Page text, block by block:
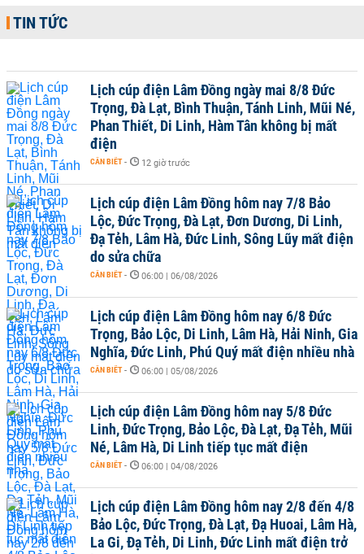
TIN TỨC
Lịch cúp điện Lâm Đồng ngày mai 8/8 Đức
Trọng, Đà Lạt, Bình Thuận, Tánh Linh, Mũi Né,
Phan Thiết, Di Linh, Hàm Tân không bị mất
điện
CẦN BIẾT - 12 giờ trước
Lịch cúp điện Lâm Đồng hôm nay 7/8 Bảo
Lộc, Đức Trọng, Đà Lạt, Đơn Dương, Di Linh,
Đạ Tẻh, Lâm Hà, Đức Linh, Sông Lũy mất điện
do sửa chữa
CẦN BIẾT - 06:00 | 06/08/2026
Lịch cúp điện Lâm Đồng hôm nay 6/8 Đức
Trọng, Bảo Lộc, Di Linh, Lâm Hà, Hải Ninh, Gia
Nghĩa, Đức Linh, Phú Quý mất điện nhiều nhà
CẦN BIẾT - 06:00 | 05/08/2026
Lịch cúp điện Lâm Đồng hôm nay 5/8 Đức
Linh, Đức Trọng, Bảo Lộc, Đà Lạt, Đạ Tẻh, Mũi
Né, Lâm Hà, Di Linh tiếp tục mất điện
CẦN BIẾT - 06:00 | 04/08/2026
Lịch cúp điện Lâm Đồng hôm nay 2/8 đến 4/8
Bảo Lộc, Đức Trọng, Đà Lạt, Đạ Huoai, Lâm Hà,
La Gi, Đạ Tẻh, Di Linh, Đức Linh mất điện trở